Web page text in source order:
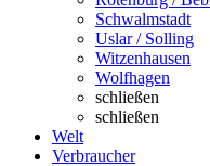
Schwalmstadt
Uslar / Solling
Witzenhausen
Wolfhagen
schließen
schließen
Welt
Verbraucher